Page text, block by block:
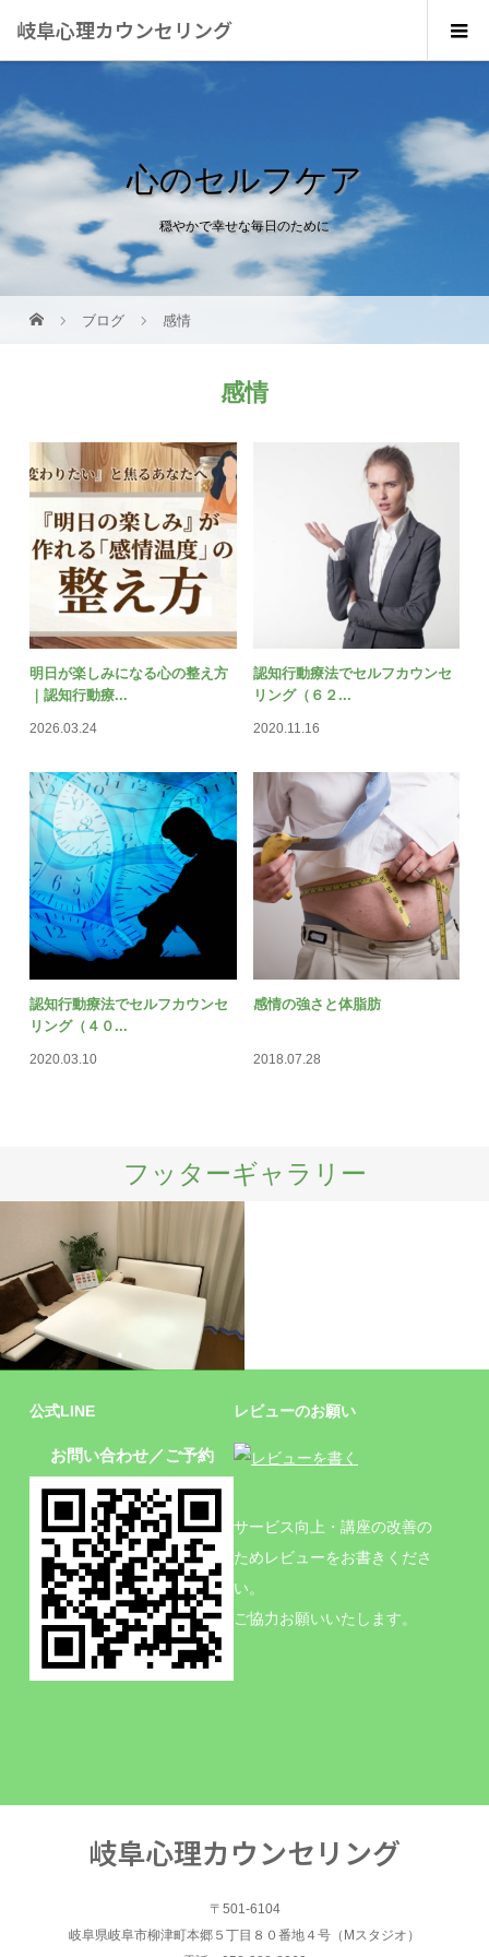
岐阜心理カウンセリング
心のセルフケア
穏やかで幸せな毎日のために
ブログ 感情
感情
明日が楽しみになる心の整え方
｜認知行動療...
2026.03.24
認知行動療法でセルフカウンセ
リング（６２...
2020.11.16
認知行動療法でセルフカウンセ
リング（４０...
2020.03.10
感情の強さと体脂肪
2018.07.28
フッターギャラリー
施設
公式LINE
お問い合わせ／ご予約
レビューのお願い
サービス向上・講座の改善の
ためレビューをお書きくださ
い。
ご協力お願いいたします。
岐阜心理カウンセリング
〒501-6104
岐阜県岐阜市柳津町本郷５丁目８０番地４号（Mスタジオ）